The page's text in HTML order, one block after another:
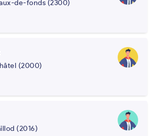
de-fonds (2300)
(2000)
(2016)